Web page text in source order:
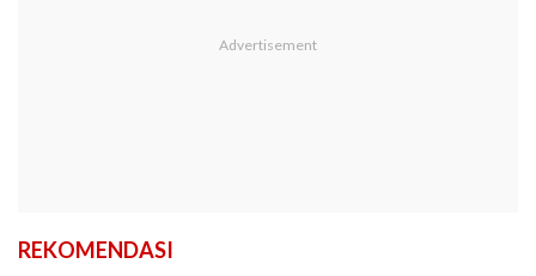
REKOMENDASI